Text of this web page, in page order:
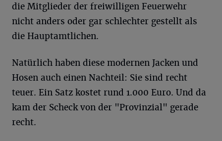
die Mitglieder der freiwilligen Feuerwehr
nicht anders oder gar schlechter gestellt als
die Hauptamtlichen.
Natürlich haben diese modernen Jacken und
Hosen auch einen Nachteil: Sie sind recht
teuer. Ein Satz kostet rund 1.000 Euro. Und da
kam der Scheck von der "Provinzial" gerade
recht.